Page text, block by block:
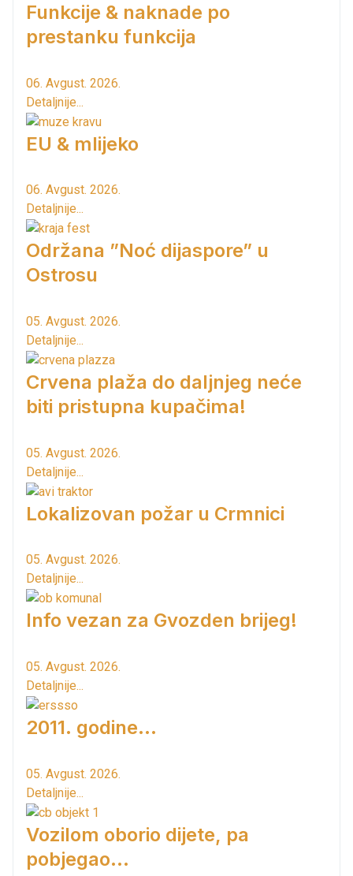
Funkcije & naknade po
prestanku funkcija
06. Avgust. 2026.
Detaljnije...
EU & mlijeko
06. Avgust. 2026.
Detaljnije...
Održana ”Noć dijaspore” u
Ostrosu
05. Avgust. 2026.
Detaljnije...
Crvena plaža do daljnjeg neće
biti pristupna kupačima!
05. Avgust. 2026.
Detaljnije...
Lokalizovan požar u Crmnici
05. Avgust. 2026.
Detaljnije...
Info vezan za Gvozden brijeg!
05. Avgust. 2026.
Detaljnije...
2011. godine...
05. Avgust. 2026.
Detaljnije...
Vozilom oborio dijete, pa
pobjegao...